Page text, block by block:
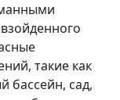
такие как
бассейн, сад,